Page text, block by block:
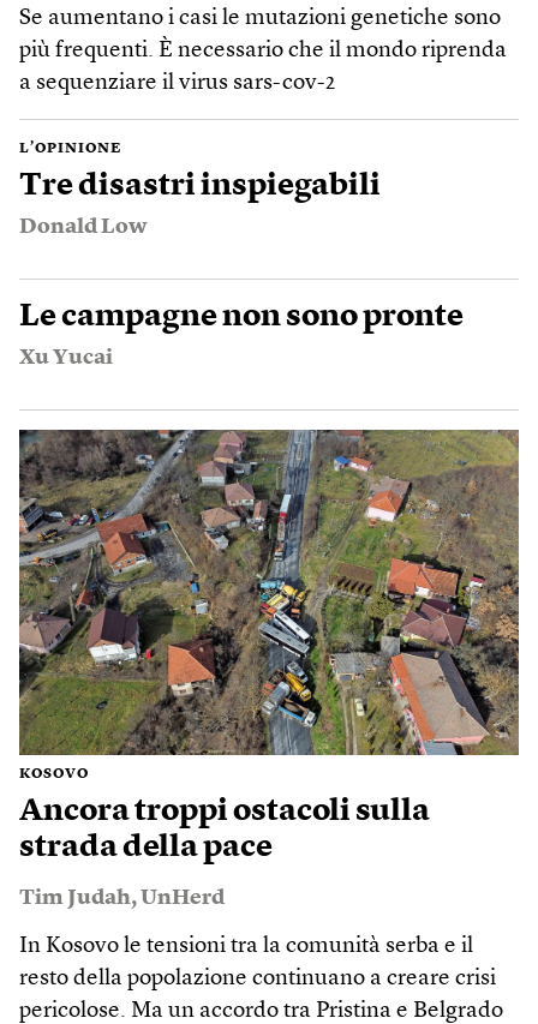
Se aumentano i casi le mutazioni genetiche sono
più frequenti. È necessario che il mondo riprenda
a sequenziare il virus sars-cov-2
L’OPINIONE
Tre disastri inspiegabili
Donald Low
Le campagne non sono pronte
Xu Yucai
KOSOVO
Ancora troppi ostacoli sulla
strada della pace
Tim Judah,UnHerd
In Kosovo le tensioni tra la comunità serba e il
resto della popolazione continuano a creare crisi
pericolose. Ma un accordo tra Pristina e Belgrado